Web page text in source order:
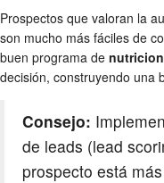
Prospectos que valoran la
son mucho más fáciles de
buen programa de
decisión, construyendo una
Consejo:
de leads (lead
prospecto está